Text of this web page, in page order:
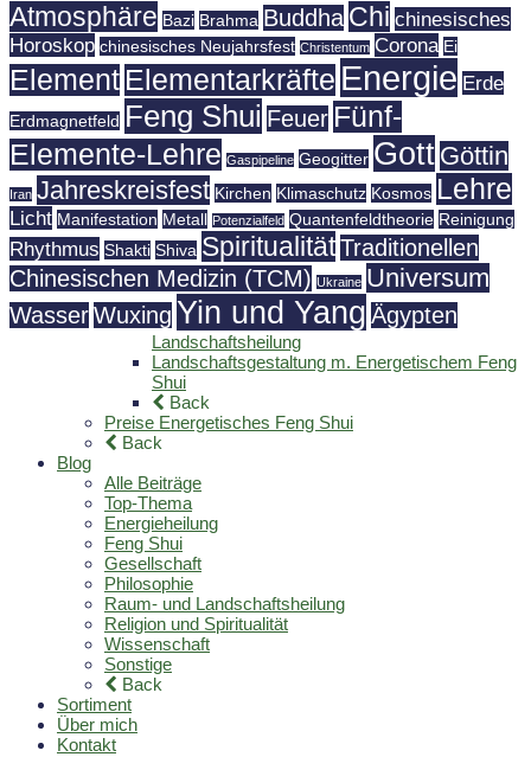
Atmosphäre Bazi Brahma Buddha Chi chinesisches
Horoskop chinesisches Neujahrsfest Christentum Corona Ei
Element Elementarkräfte Energie Erde
Erdmagnetfeld Feng Shui Feuer Fünf-
Elemente-Lehre Gaspipeline Geogitter Gott Göttin
Iran Jahreskreisfest Kirchen Klimaschutz Kosmos Lehre
Licht Manifestation Metall Potenzialfeld Quantenfeldtheorie Reinigung
Rhythmus Shakti Shiva SpiritualitätTraditionellen
Chinesischen Medizin (TCM) Ukraine Universum
WasserWuxing Yin und Yang Ägypten
Landschaftsheilung
Landschaftsgestaltung m. Energetischem Feng
Shui
Back
Preise Energetisches Feng Shui
Back
Blog
Alle Beiträge
Top-Thema
Energieheilung
Feng Shui
Gesellschaft
Philosophie
Raum- und Landschaftsheilung
Religion und Spiritualität
Wissenschaft
Sonstige
Back
Sortiment
Über mich
Kontakt